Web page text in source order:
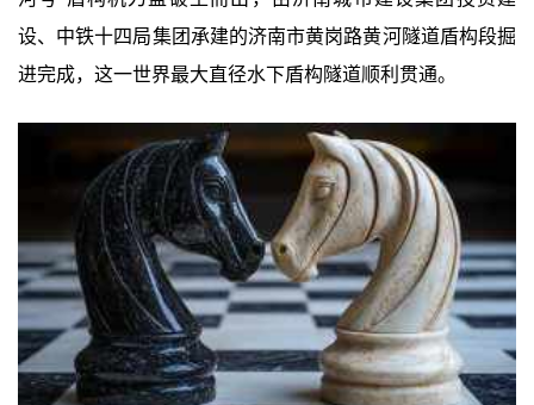
设、中铁十四局集团承建的济南市黄岗路黄河隧道盾构段掘
进完成，这一世界最大直径水下盾构隧道顺利贯通。